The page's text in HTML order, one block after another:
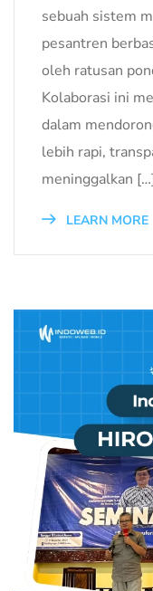
sebuah sistem
pesantren
oleh ratusan
Kolaborasi ini
dalam
lebih rapi,
meninggalkan
LEARN MORE